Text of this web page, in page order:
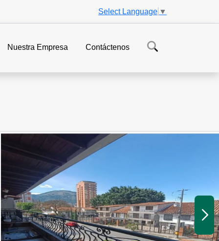
Select Language ▼
Nuestra Empresa Contáctenos